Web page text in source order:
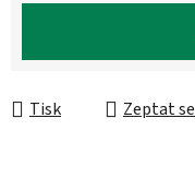
Tisk Zeptat se